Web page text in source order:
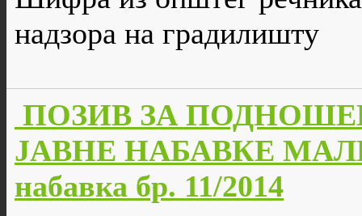
надзора на градилишту
ПОЗИВ ЗА
ЈАВНЕ НАБАВКЕ
набавка бр. 11/2014